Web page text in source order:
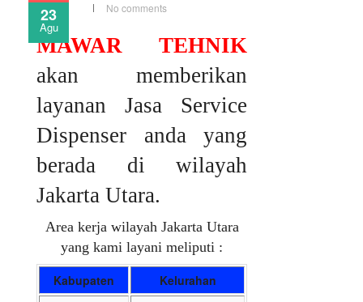
23
Agu
No comments
MAWAR TEHNIK
akan memberikan
layanan Jasa Service
Dispenser anda yang
berada di wilayah
Jakarta Utara.
Area kerja wilayah Jakarta Utara
yang kami layani meliputi :
Kabupaten Kelurahan